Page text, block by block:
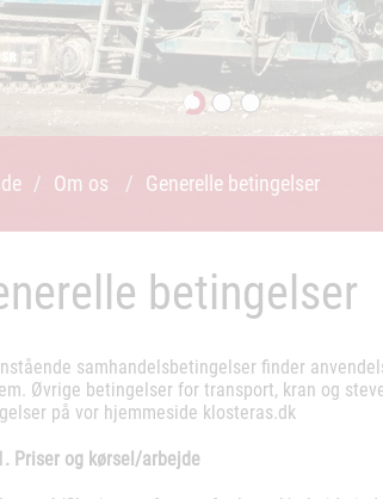
/ Om os / Generelle betingelser
betingelser
samhandelsbetingelser finder
Øvrige betingelser for transport, kran og
på vor hjemmeside klosteras.dk
Priser og kørsel/arbejde